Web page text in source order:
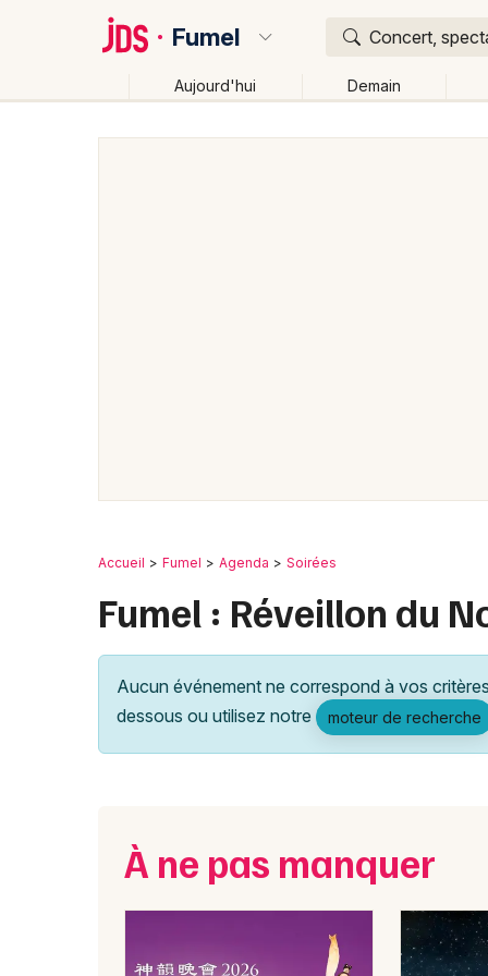
Fumel Concert,
Aujourd'hui Demain
Accueil Fumel Agenda Soirées
Fumel : Réveillon du
Aucun événement ne correspond à vos
dessous ou utilisez notre
moteur de recherche
À ne pas manquer